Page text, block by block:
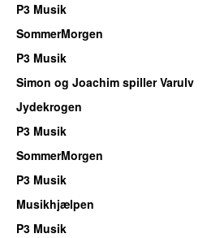
P3 Musik
SommerMorgen
P3 Musik
Simon og Joachim spiller Varulv
Jydekrogen
P3 Musik
SommerMorgen
P3 Musik
Musikhjælpen
P3 Musik